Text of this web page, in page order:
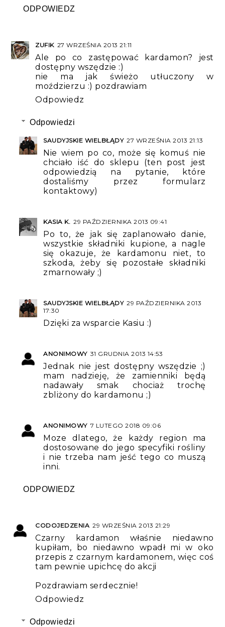
ODPOWIEDZ
ZUFIK 27 WRZEŚNIA 2013 21:11
Ale po co zastępować kardamon? jest
dostępny wszędzie :)
nie ma jak świeżo utłuczony w
moździerzu :) pozdrawiam
Odpowiedz
Odpowiedzi
SAUDYJSKIE WIELBŁĄDY 27 WRZEŚNIA 2013 21:13
Nie wiem po co, może się komuś nie
chciało iść do sklepu (ten post jest
odpowiedzią na pytanie, które
dostaliśmy przez formularz
kontaktowy)
KASIA K. 29 PAŹDZIERNIKA 2013 09:41
Po to, że jak się zaplanowało danie,
wszystkie składniki kupione, a nagle
się okazuje, że kardamonu niet, to
szkoda, żeby się pozostałe składniki
zmarnowały ;)
SAUDYJSKIE WIELBŁĄDY 29 PAŹDZIERNIKA 2013
17:30
Dzięki za wsparcie Kasiu :)
ANONIMOWY 31 GRUDNIA 2013 14:53
Jednak nie jest dostępny wszędzie ;)
mam nadzieję, że zamienniki będą
nadawały smak chociaż trochę
zbliżony do kardamonu ;)
ANONIMOWY 7 LUTEGO 2018 09:06
Moze dlatego, że każdy region ma
dostosowane do jego specyfiki rośliny
i nie trzeba nam jeść tego co muszą
inni.
ODPOWIEDZ
CODOJEDZENIA 29 WRZEŚNIA 2013 21:29
Czarny kardamon właśnie niedawno
kupiłam, bo niedawno wpadł mi w oko
przepis z czarnym kardamonem, więc coś
tam pewnie upichcę do akcji
Pozdrawiam serdecznie!
Odpowiedz
Odpowiedzi